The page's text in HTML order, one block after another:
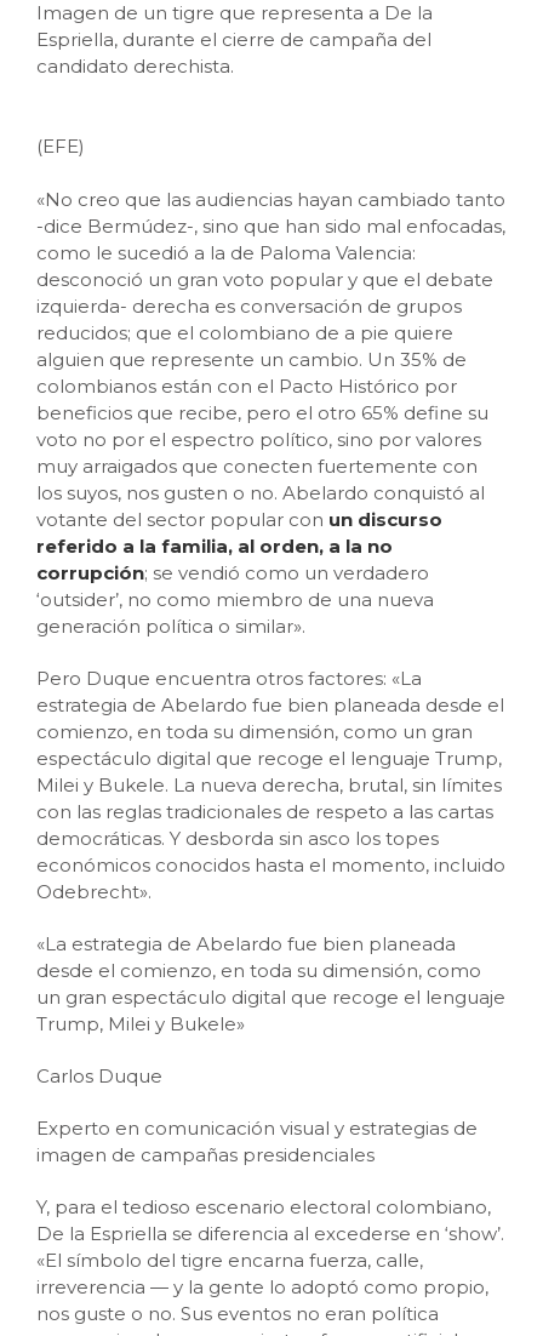
Imagen de un tigre que representa a De la
Espriella, durante el cierre de campaña del
candidato derechista.
(EFE)
«No creo que las audiencias hayan cambiado tanto
-dice Bermúdez-, sino que han sido mal enfocadas,
como le sucedió a la de Paloma Valencia:
desconoció un gran voto popular y que el debate
izquierda- derecha es conversación de grupos
reducidos; que el colombiano de a pie quiere
alguien que represente un cambio. Un 35% de
colombianos están con el Pacto Histórico por
beneficios que recibe, pero el otro 65% define su
voto no por el espectro político, sino por valores
muy arraigados que conecten fuertemente con
los suyos, nos gusten o no. Abelardo conquistó al
votante del sector popular con un discurso
referido a la familia, al orden, a la no
corrupción; se vendió como un verdadero
‘outsider’, no como miembro de una nueva
generación política o similar».
Pero Duque encuentra otros factores: «La
estrategia de Abelardo fue bien planeada desde el
comienzo, en toda su dimensión, como un gran
espectáculo digital que recoge el lenguaje Trump,
Milei y Bukele. La nueva derecha, brutal, sin límites
con las reglas tradicionales de respeto a las cartas
democráticas. Y desborda sin asco los topes
económicos conocidos hasta el momento, incluido
Odebrecht».
«La estrategia de Abelardo fue bien planeada
desde el comienzo, en toda su dimensión, como
un gran espectáculo digital que recoge el lenguaje
Trump, Milei y Bukele»
Carlos Duque
Experto en comunicación visual y estrategias de
imagen de campañas presidenciales
Y, para el tedioso escenario electoral colombiano,
De la Espriella se diferencia al excederse en ‘show’.
«El símbolo del tigre encarna fuerza, calle,
irreverencia — y la gente lo adoptó como propio,
nos guste o no. Sus eventos no eran política